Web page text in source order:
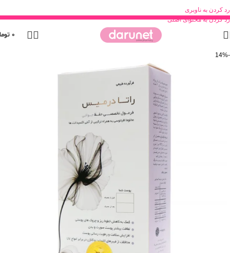
رد کردن به ناوبری
رد کردن به محتوای اصلی
0
-14%